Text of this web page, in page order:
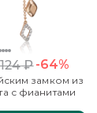
₽-64%
замком из
с фианитами